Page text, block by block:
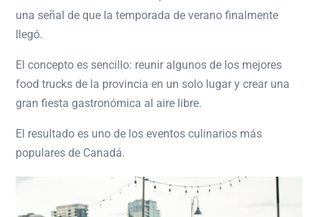
una señal de que la temporada de verano finalmente
llegó.
El concepto es sencillo: reunir algunos de los mejores
food trucks de la provincia en un solo lugar y crear una
gran fiesta gastronómica al aire libre.
El resultado es uno de los eventos culinarios más
populares de Canadá.